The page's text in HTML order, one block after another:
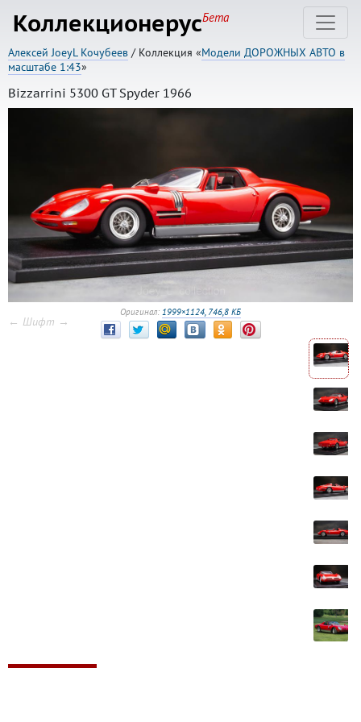
КоллекционерусБета
Алексей JoeyL Кочубеев / Коллекция «Модели ДОРОЖНЫХ АВТО в
масштабе 1:43»
Bizzarrini 5300 GT Spyder 1966
Оригинал: 1999×1124, 746,8 КБ
← Шифт →